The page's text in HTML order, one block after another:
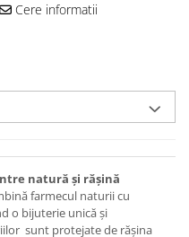
Cere informatii
natură și rășină
farmecul naturii cu
o bijuterie unică și
sunt protejate de rășina